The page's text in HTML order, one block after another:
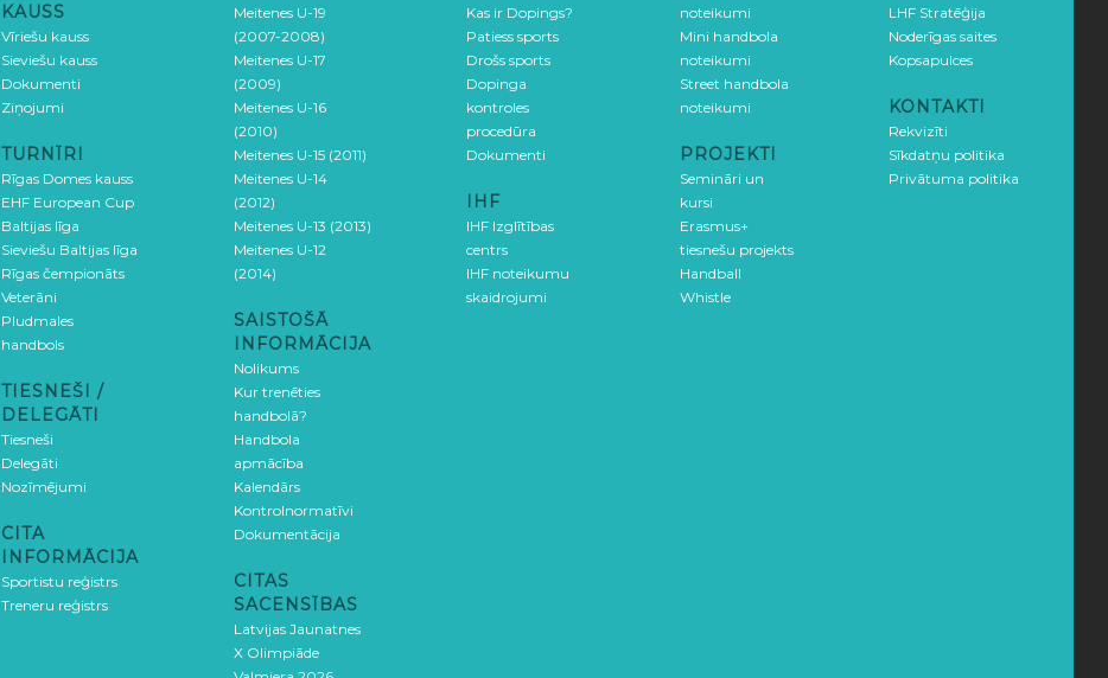
KAUSS
Vīriešu kauss
Sieviešu kauss
Dokumenti
Ziņojumi
TURNĪRI
Rīgas Domes kauss
EHF European Cup
Baltijas līga
Sieviešu Baltijas līga
Rīgas čempionāts
Veterāni
Pludmales
handbols
TIESNEŠI /
DELEGĀTI
Tiesneši
Delegāti
Nozīmējumi
CITA
INFORMĀCIJA
Sportistu reģistrs
Treneru reģistrs
Meitenes U-19
(2007-2008)
Meitenes U-17
(2009)
Meitenes U-16
(2010)
Meitenes U-15 (2011)
Meitenes U-14
(2012)
Meitenes U-13 (2013)
Meitenes U-12
(2014)
SAISTOŠĀ
INFORMĀCIJA
Nolikums
Kur trenēties
handbolā?
Handbola
apmācība
Kalendārs
Kontrolnormatīvi
Dokumentācija
CITAS
SACENSĪBAS
Latvijas Jaunatnes
X Olimpiāde
Kas ir Dopings?
Patiess sports
Drošs sports
Dopinga
kontroles
procedūra
Dokumenti
IHF
IHF Izglītības
centrs
IHF noteikumu
skaidrojumi
noteikumi
Mini handbola
noteikumi
Street handbola
noteikumi
PROJEKTI
Semināri un
kursi
Erasmus+
tiesnešu projekts
Handball
Whistle
LHF Stratēģija
Noderīgas saites
Kopsapulces
KONTAKTI
Rekvizīti
Sīkdatņu politika
Privātuma politika